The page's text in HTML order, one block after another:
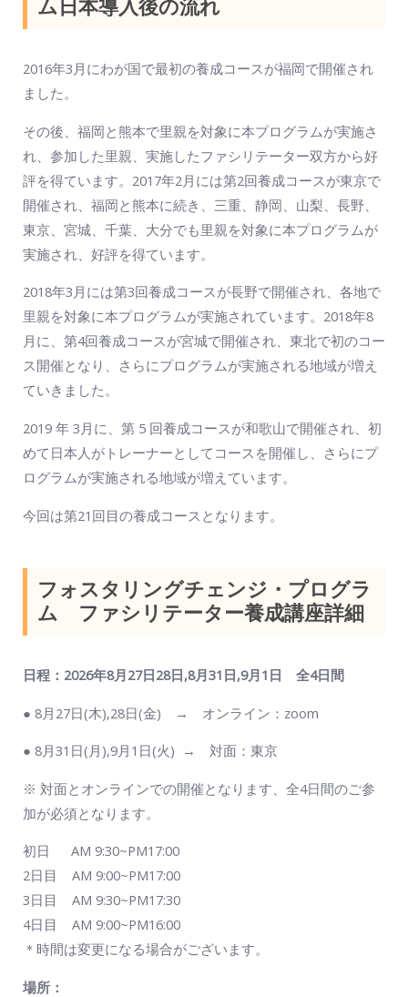
ム日本導入後の流れ
2016年3月にわが国で最初の養成コースが福岡で開催され
ました。
その後、福岡と熊本で里親を対象に本プログラムが実施さ
れ、参加した里親、実施したファシリテーター双方から好
評を得ています。2017年2月には第2回養成コースが東京で
開催され、福岡と熊本に続き、三重、静岡、山梨、長野、
東京、宮城、千葉、大分でも里親を対象に本プログラムが
実施され、好評を得ています。
2018年3月には第3回養成コースが長野で開催され、各地で
里親を対象に本プログラムが実施されています。2018年8
月に、第4回養成コースが宮城で開催され、東北で初のコー
ス開催となり、さらにプログラムが実施される地域が増え
ていきました。
2019 年 3月に、第 5 回養成コースが和歌山で開催され、初
めて日本人がトレーナーとしてコースを開催し、さらにプ
ログラムが実施される地域が増えています。
今回は第21回目の養成コースとなります。
フォスタリングチェンジ・プログラ
ム ファシリテーター養成講座詳細
日程：2026年8月27日28日,8月31日,9月1日 全4日間
● 8月27日(木),28日(金) → オンライン：zoom
● 8月31日(月),9月1日(火) → 対面：東京
※ 対面とオンラインでの開催となります、全4日間のご参
加が必須となります。
初日 AM 9:30~PM17:00
2日目 AM 9:00~PM17:00
3日目 AM 9:30~PM17:30
4日目 AM 9:00~PM16:00
＊時間は変更になる場合がございます。
場所：